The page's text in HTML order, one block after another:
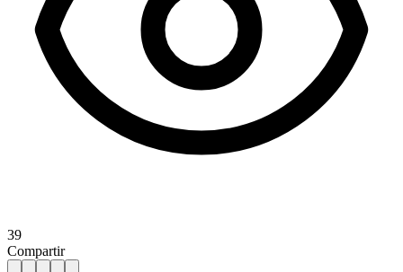
39
Compartir